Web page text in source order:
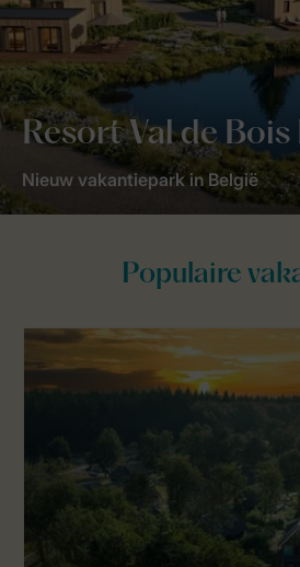
Resort Val de Bois
Nieuw vakantiepark in België